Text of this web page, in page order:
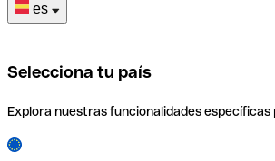
es
Selecciona tu país
Explora nuestras funcionalidades